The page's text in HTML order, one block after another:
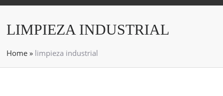
LIMPIEZA INDUSTRIAL
Home » limpieza industrial